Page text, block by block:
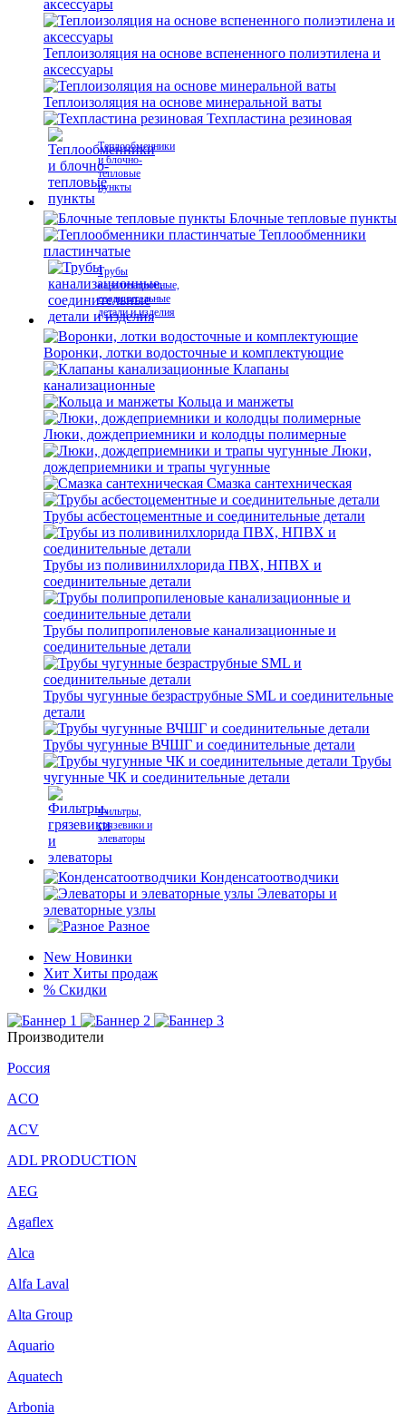
аксессуары
Теплоизоляция на основе вспененного полиэтилена и
аксессуары
Теплоизоляция на основе минеральной ваты
Техпластина резиновая
Теплообменники
и блочно-
тепловые
пункты
Блочные тепловые пункты
Теплообменники
пластинчатые
Трубы
канализационные,
соединительные
детали и изделия
Воронки, лотки водосточные и комплектующие
Клапаны
канализационные
Кольца и манжеты
Люки, дождеприемники и колодцы полимерные
Люки,
дождеприемники и трапы чугунные
Смазка сантехническая
Трубы асбестоцементные и соединительные детали
Трубы из поливинилхлорида ПВХ, НПВХ и
соединительные детали
Трубы полипропиленовые канализационные и
соединительные детали
Трубы чугунные безраструбные SML и соединительные
детали
Трубы чугунные ВЧШГ и соединительные детали
Трубы
чугунные ЧК и соединительные детали
Фильтры,
грязевики и
элеваторы
Конденсатоотводчики
Элеваторы и
элеваторные узлы
Разное
New Новинки
Хит Хиты продаж
% Скидки
Производители
Россия
ACO
ACV
ADL PRODUCTION
AEG
Agaflex
Alca
Alfa Laval
Alta Group
Aquario
Aquatech
Arbonia